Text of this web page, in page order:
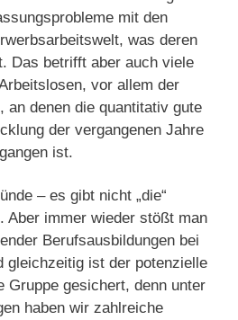
mit den
was deren
Das betrifft aber auch viele
vor allem der
an denen die quantitativ gute
der vergangenen Jahre
ist.
– es gibt nicht „die“
Aber immer wieder stößt man
Berufsausbildungen bei
gleichzeitig ist der potenzielle
Gruppe gesichert, denn unter
haben wir zahlreiche